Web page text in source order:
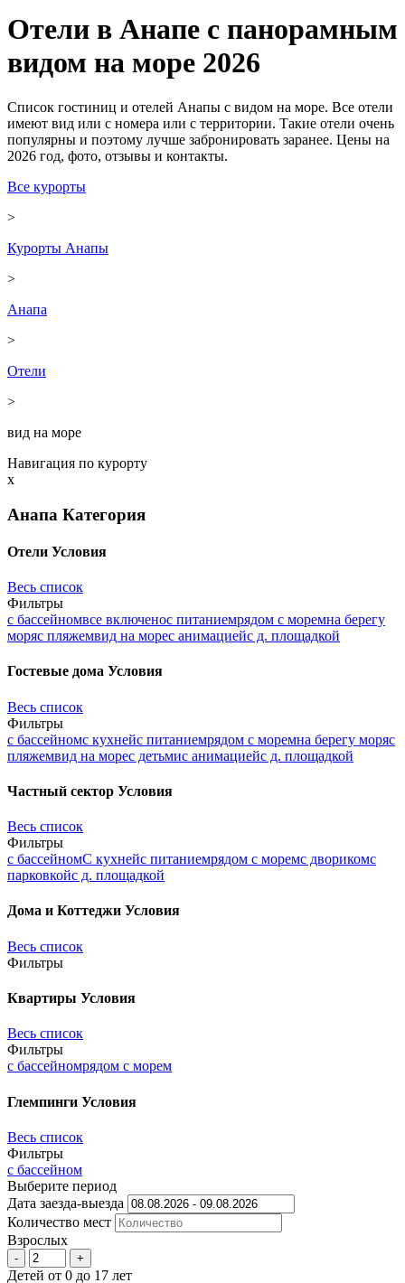
Отели в Анапе с панорамным
видом на море 2026
Список гостиниц и отелей Анапы с видом на море. Все отели
имеют вид или с номера или с территории. Такие отели очень
популярны и поэтому лучше забронировать заранее. Цены на
2026 год, фото, отзывы и контакты.
Все курорты
>
Курорты Анапы
>
Анапа
>
Отели
>
вид на море
Навигация по курорту
x
Анапа Категория
Отели Условия
Весь список
Фильтры
с бассейномвсе включенос питаниемрядом с моремна берегу
моряс пляжемвид на морес анимациейс д. площадкой
Гостевые дома Условия
Весь список
Фильтры
с бассейномс кухнейс питаниемрядом с моремна берегу моряс
пляжемвид на морес детьмис анимациейс д. площадкой
Частный сектор Условия
Весь список
Фильтры
с бассейномС кухнейс питаниемрядом с моремс дворикомс
парковкойс д. площадкой
Дома и Коттеджи Условия
Весь список
Фильтры
Квартиры Условия
Весь список
Фильтры
с бассейномрядом с морем
Глемпинги Условия
Весь список
Фильтры
с бассейном
Выберите период
Дата заезда-выезда
Количеcтво мест
Взрослых
- +
Детей от 0 до 17 лет